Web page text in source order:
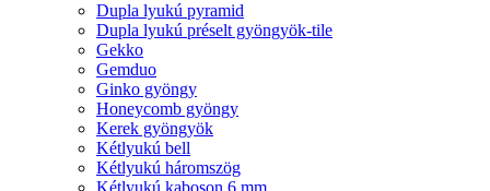
Dupla lyukú pyramid
Dupla lyukú préselt gyöngyök-tile
Gekko
Gemduo
Ginko gyöngy
Honeycomb gyöngy
Kerek gyöngyök
Kétlyukú bell
Kétlyukú háromszög